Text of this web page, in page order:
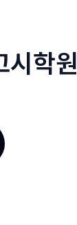
시학원